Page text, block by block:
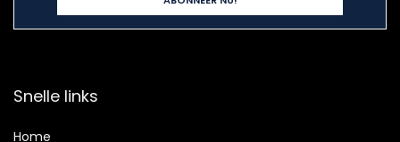
Snelle links
Home